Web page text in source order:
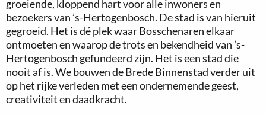
groeiende, kloppend hart voor alle inwoners en
bezoekers van ’s-Hertogenbosch. De stad is van hieruit
gegroeid. Het is dé plek waar Bosschenaren elkaar
ontmoeten en waarop de trots en bekendheid van ’s-
Hertogenbosch gefundeerd zijn. Het is een stad die
nooit af is. We bouwen de Brede Binnenstad verder uit
op het rijke verleden met een ondernemende geest,
creativiteit en daadkracht.